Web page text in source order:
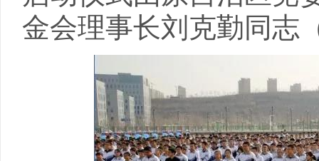
金会理事长刘克勤同志